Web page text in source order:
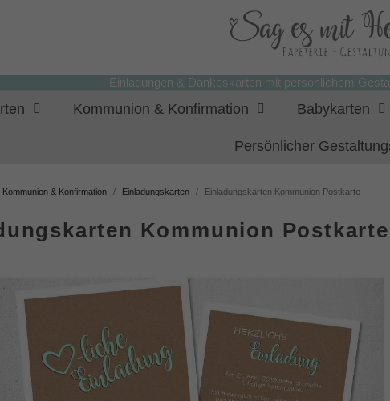
Einladungen & Dankeskarten mit persönlichem
Kommunion & Konfirmation Babykarten
Persönlicher
Kommunion & Konfirmation Einladungskarten Einladungskarten Kommunion Postkarte
Kommunion Postkarte